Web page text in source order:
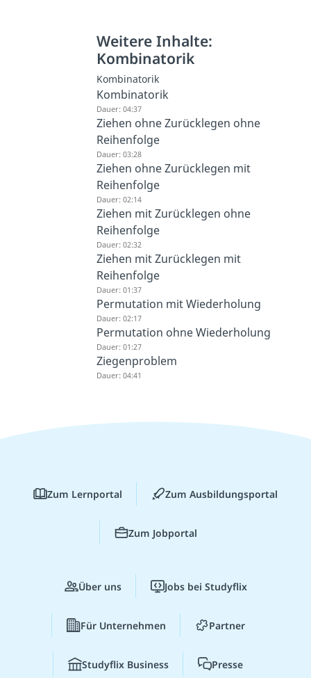
Weitere Inhalte:
Kombinatorik
Kombinatorik
Kombinatorik
Dauer: 04:37
Ziehen ohne Zurücklegen ohne
Reihenfolge
Dauer: 03:28
Ziehen ohne Zurücklegen mit
Reihenfolge
Dauer: 02:14
Ziehen mit Zurücklegen ohne
Reihenfolge
Dauer: 02:32
Ziehen mit Zurücklegen mit
Reihenfolge
Dauer: 01:37
Permutation mit Wiederholung
Dauer: 02:17
Permutation ohne Wiederholung
Dauer: 01:27
Ziegenproblem
Dauer: 04:41
Zum Lernportal Zum Ausbildungsportal
Zum Jobportal
Über uns Jobs bei Studyflix
Für Unternehmen Partner
Studyflix Business Presse